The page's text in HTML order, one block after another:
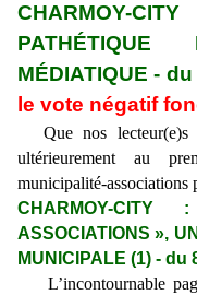
CHARMOY-
MÉDIATIQUE -
le vote négatif
Que nos lecteur(e)s
ultérieurement au
municipalité-associations
CHARMOY-
ASSOCIATIONS »,
MUNICIPALE (1) - du
L’incontournable